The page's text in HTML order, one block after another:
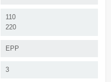
110
220
EPP
3